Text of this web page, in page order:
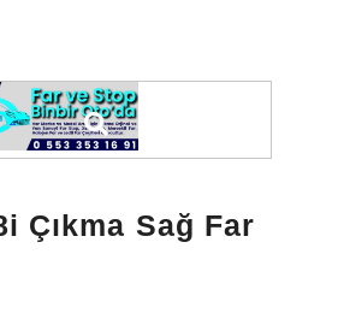
Çıkma Sağ Far